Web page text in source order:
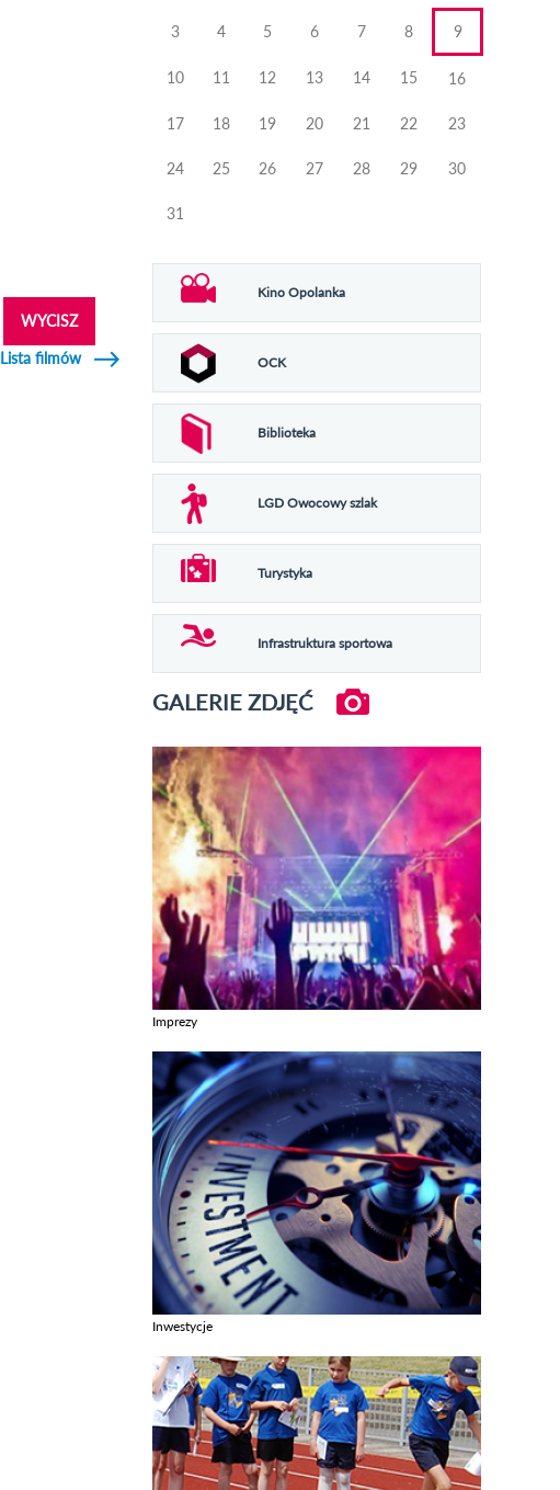
WYCISZ
Lista filmów
3 4 5 6 7 8 9
10 11 12 13 14 15 16
17 18 19 20 21 22 23
24 25 26 27 28 29 30
31
Kino Opolanka
OCK
Biblioteka
LGD Owocowy szlak
Turystyka
Infrastruktura sportowa
GALERIE ZDJĘĆ
Imprezy
Inwestycje